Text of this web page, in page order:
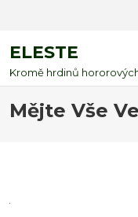
ELESTE
Kromě hrdinů
Mějte Vše